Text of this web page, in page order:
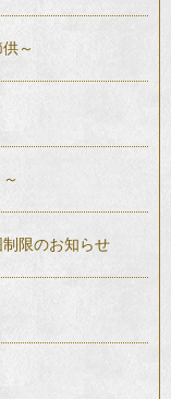
～
限のお知らせ